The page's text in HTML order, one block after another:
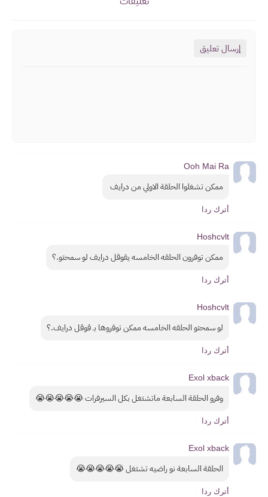
إرسال تعليق
Ooh Mai Ra
ممكن تشغلوا الحلقة الاولي من درايف
أترك ردا
Hoshcvlt
ممكن توفرون الحلقه الخامسه يقوقل درايف لو سمحتو.؟
أترك ردا
Hoshcvlt
لو سمحتو الحلقه الخامسه ممكن توفروها بـ قوقل درايف.؟
أترك ردا
Exol xback
وفرو الحلقة السابعة ماتشتغل بكل السيرفرات 😭😭😭😭😭
أترك ردا
Exol xback
الحلقة السابعة نو راضيه تشتغل 😭😭😭😭😭
أترك ردا